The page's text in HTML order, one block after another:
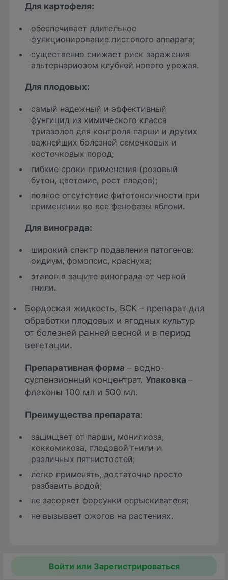
Для картофеля:
обеспечивает длительное
функционирование листового аппарата;
существенно снижает риск заражения
альтернариозом клубней нового урожая.
Для плодовых:
самый надежный и эффективный
фунгицид из химического класса
триазолов для контроля парши и других
важнейших болезней семечковых и
косточковых пород;
гибкие сроки применения (розовый
бутон, цветение, рост плодов);
полное отсутствие фитотоксичности при
применении во все фенофазы яблони.
Для винограда:
широкий спектр подавления патогенов:
оидиум, фомопсис, краснуха;
эталон в защите винограда от черной
гнили.
Бордоская жидкость, ВСК – препарат для
обработки плодовых и ягодных культур
от болезней ранней весной и в период
вегетации.
Препаративная форма – водно-
суспензионный концентрат. Упаковка–
флаконы 100 мл и 500 мл.
Преимущества препарата:
защищает от парши, монилиоза,
коккомикоза, плодовой гнили и
различных пятнистостей;
легко применять, достаточно просто
разбавить водой;
не засоряет форсунки опрыскивателя;
не вызывает ожогов на растениях.
Войти или Зарегистрироваться